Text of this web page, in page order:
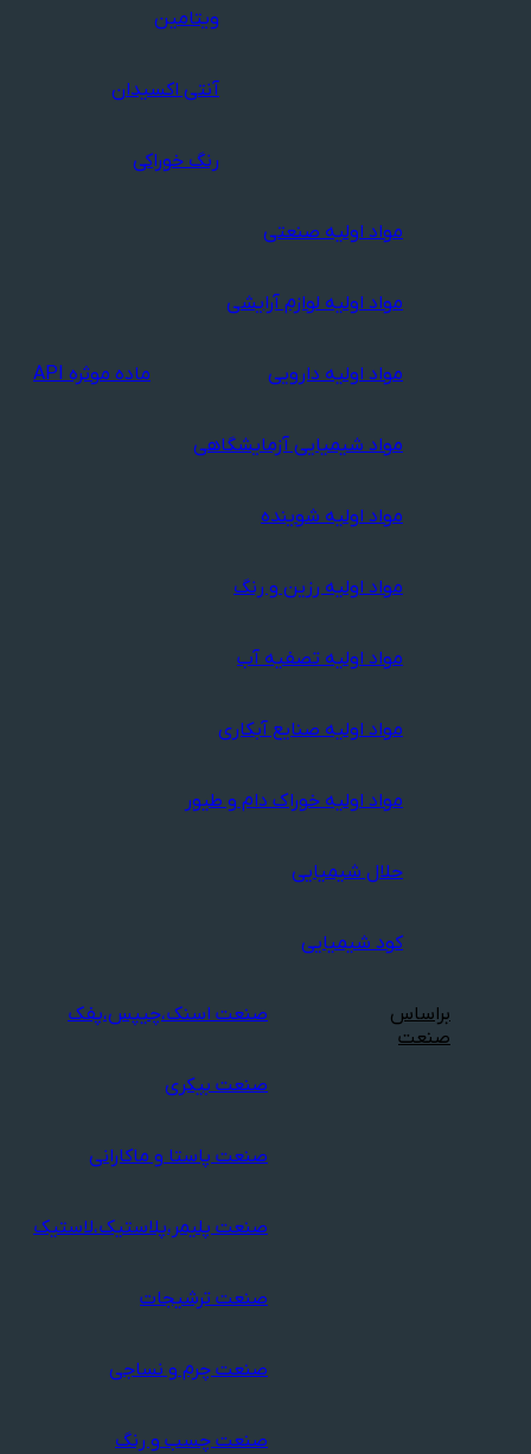
ویتامین
آنتی اکسیدان
رنگ خوراکی
مواد اولیه صنعتی
مواد اولیه لوازم آرایشی
مواد اولیه دارویی ماده موثره API
مواد شیمیایی آزمایشگاهی
مواد اولیه شوینده
مواد اولیه رزین و رنگ
مواد اولیه تصفیه آب
مواد اولیه صنایع آبکاری
مواد اولیه خوراک دام و طیور
حلال شیمیایی
کود شیمیایی
براساس
صنعت
صنعت اسنک،چیپس،پفک
صنعت بیکری
صنعت پاستا و ماکارانی
صنعت پلیمر،پلاستیک،لاستیک
صنعت ترشیجات
صنعت چرم و نساجی
صنعت چسب و رنگ